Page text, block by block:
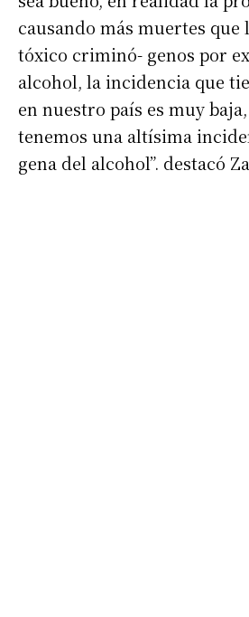
Apellidos
Número de teléfono
causando más muertes que
tóxico criminó- genos por
alcohol, la incidencia que
en nuestro país es muy
tenemos una altísima
gena del alcohol”. destacó